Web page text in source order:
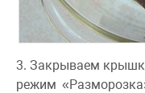
3. Закрываем
режим